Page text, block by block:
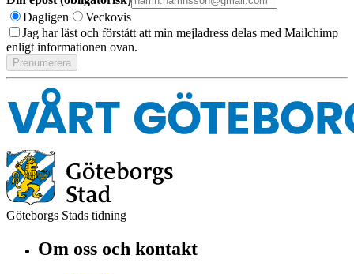
Dagligen
Veckovis
Jag har läst och förstått att min mejladress delas med Mailchimp
enligt informationen ovan.
Göteborgs Stads tidning
Om oss och kontakt